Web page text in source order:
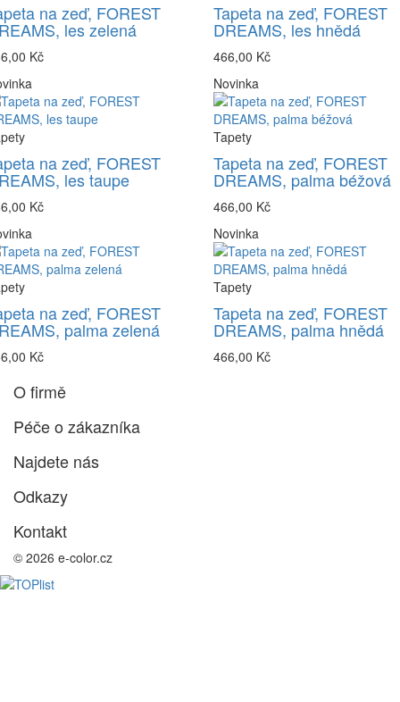
na zeď, FOREST
les zelená
Kč
Tapeta na zeď, FOREST
DREAMS, les hnědá
466,00 Kč
na zeď, FOREST
les taupe
Kč
Novinka
Tapety
Tapeta na zeď, FOREST
DREAMS, palma béžová
466,00 Kč
na zeď, FOREST
palma zelená
Kč
Novinka
Tapety
Tapeta na zeď, FOREST
DREAMS, palma hnědá
466,00 Kč
O firmě
Péče o zákazníka
Najdete nás
Odkazy
Kontakt
© 2026 e-color.cz